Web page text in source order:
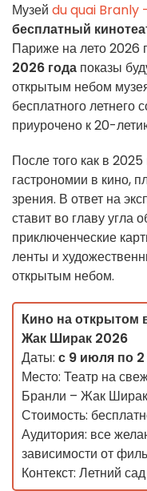
Музей du quai Branly
бесплатный
Париже на лето 2026
2026 года показы
открытым небом
бесплатного летнего
приурочено к 20-
После того как в
гастрономии в кино,
зрения. В ответ на
ставит во главу угла
приключенческие
ленты и
открытым небом.
Кино на открытом
Жак Ширак 2026
Даты: с 9 июля по 2
Место: Театр на
Бранли – Жак
Стоимость:
Аудитория: все
зависимости от
Контекст: Летний